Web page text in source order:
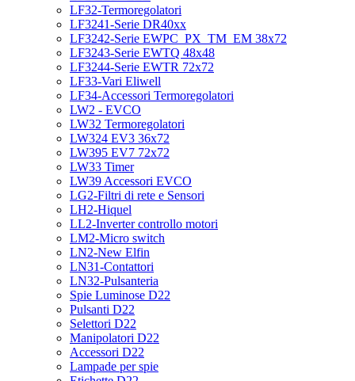
LF32-Termoregolatori
LF3241-Serie DR40xx
LF3242-Serie EWPC_PX_TM_EM 38x72
LF3243-Serie EWTQ 48x48
LF3244-Serie EWTR 72x72
LF33-Vari Eliwell
LF34-Accessori Termoregolatori
LW2 - EVCO
LW32 Termoregolatori
LW324 EV3 36x72
LW395 EV7 72x72
LW33 Timer
LW39 Accessori EVCO
LG2-Filtri di rete e Sensori
LH2-Hiquel
LL2-Inverter controllo motori
LM2-Micro switch
LN2-New Elfin
LN31-Contattori
LN32-Pulsanteria
Spie Luminose D22
Pulsanti D22
Selettori D22
Manipolatori D22
Accessori D22
Lampade per spie